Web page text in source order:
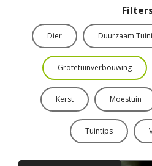
Dier Duurzaam
Grotetuinverbouwing
Kerst Moestuin
Tuintips